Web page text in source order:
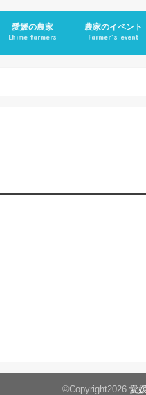
愛媛の農家
Ehime farmers
農家のイベント
Farmer’s event
©Copyright2026 愛